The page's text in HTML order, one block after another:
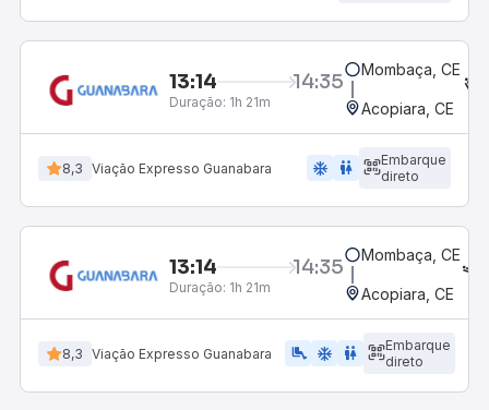
13:14 14:35
Duração: 1h 21m
Mombaça, CE
Acopiara, CE
8,3 Viação Expresso Guanabara ac_unit wc
Embarque
direto
13:14 14:35
Duração: 1h 21m
Mombaça, CE
Acopiara, CE
8,3 Viação Expresso Guanabara airline_seat_legroom_extra ac_unit wc
Embarque
direto